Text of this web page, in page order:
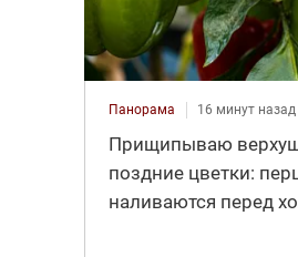
Панорама 16 минут назад
Прищипываю
поздние цветки:
наливаются перед